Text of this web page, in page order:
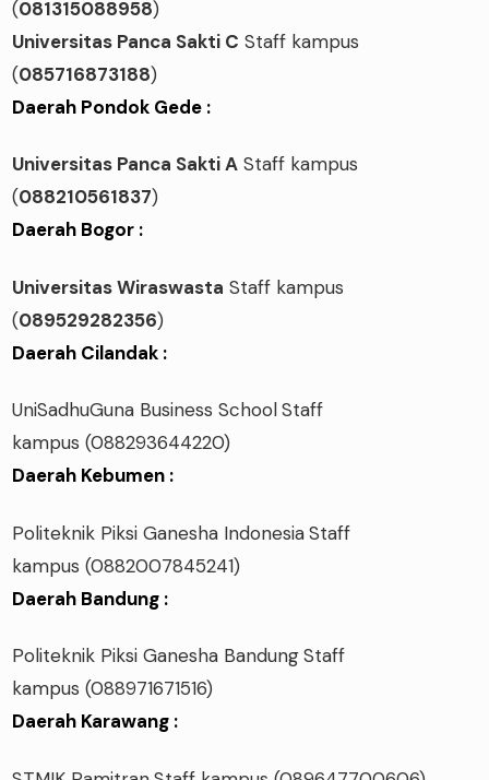
(081315088958)
Universitas Panca Sakti C Staff kampus
(085716873188)
Daerah Pondok Gede :
Universitas Panca Sakti A Staff kampus
(088210561837)
Daerah Bogor :
Universitas Wiraswasta Staff kampus
(089529282356)
Daerah Cilandak :
UniSadhuGuna Business SchoolStaff
kampus(088293644220)
Daerah Kebumen :
Politeknik Piksi Ganesha IndonesiaStaff
kampus(0882007845241)
Daerah Bandung :
Politeknik Piksi Ganesha BandungStaff
kampus(088971671516)
Daerah Karawang :